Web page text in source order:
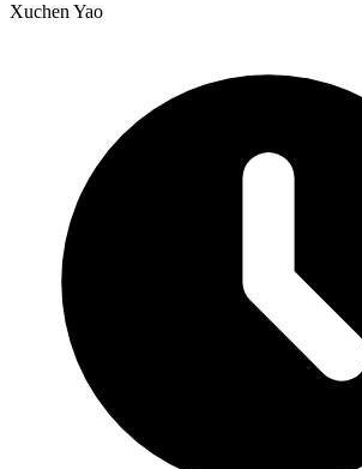
Xuchen Yao